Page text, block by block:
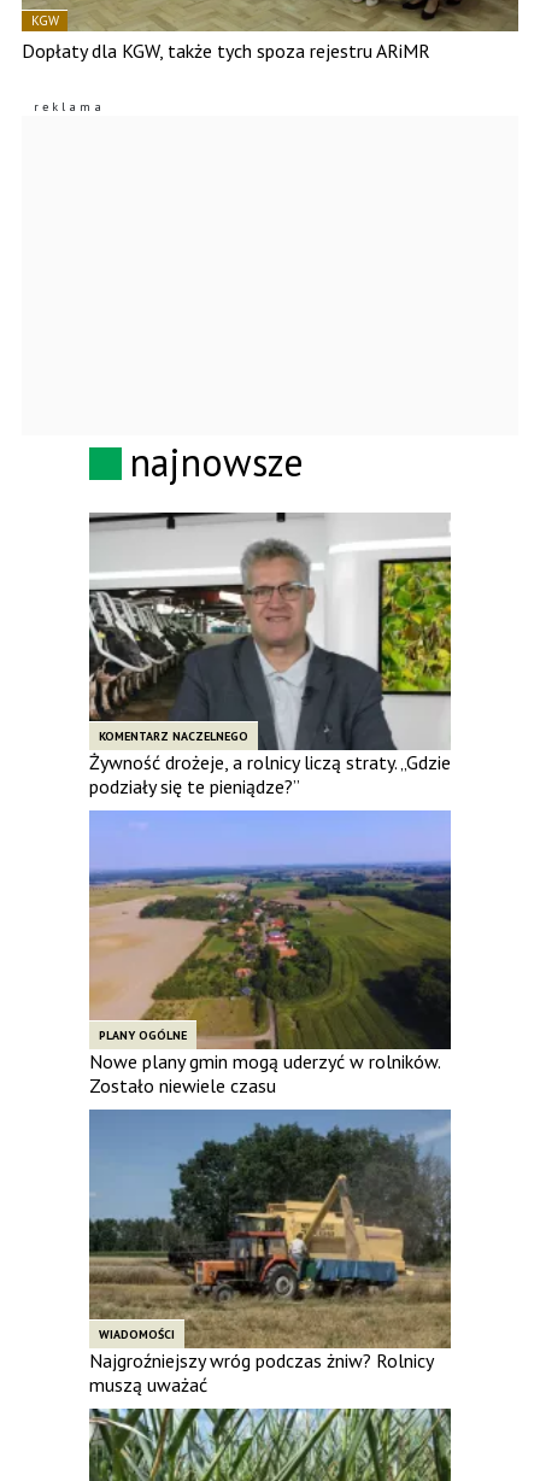
KGW
Dopłaty dla KGW, także tych spoza rejestru ARiMR
najnowsze
KOMENTARZ NACZELNEGO
Żywność drożeje, a rolnicy liczą straty. „Gdzie
podziały się te pieniądze?”
PLANY OGÓLNE
Nowe plany gmin mogą uderzyć w rolników.
Zostało niewiele czasu
WIADOMOŚCI
Najgroźniejszy wróg podczas żniw? Rolnicy
muszą uważać